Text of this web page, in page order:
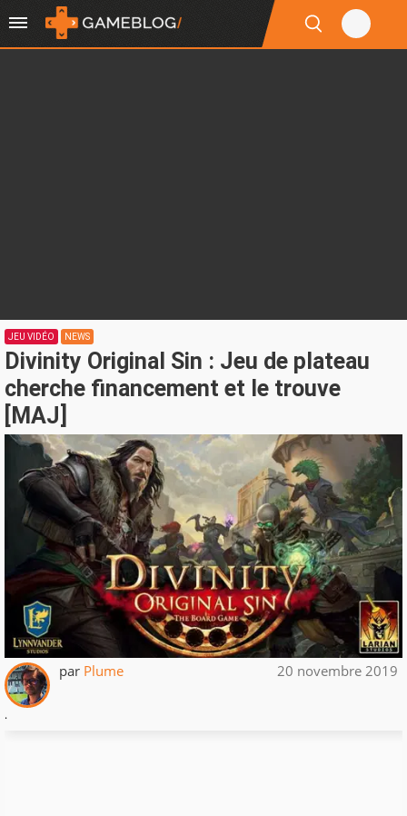
JEU VIDÉO NEWS
Divinity Original Sin : Jeu de plateau
cherche financement et le trouve
[MAJ]
par Plume 20 novembre 2019
.